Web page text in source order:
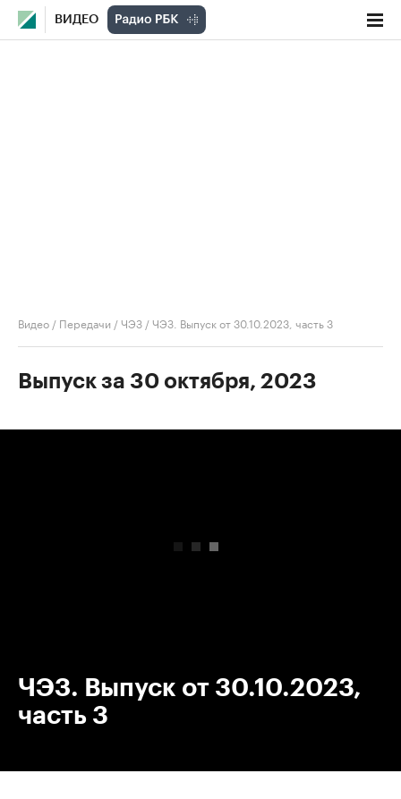
ВИДЕО
Видео / Передачи /ЧЭЗ /ЧЭЗ. Выпуск от 30.10.2023, часть 3
Выпуск за 30 октября, 2023
ЧЭЗ. Выпуск от 30.10.2023,
часть 3